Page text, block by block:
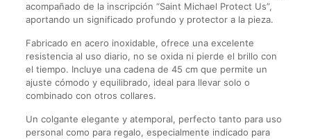
acompañado de la inscripción “Saint Michael Protect Us”,
aportando un significado profundo y protector a la pieza.
Fabricado en acero inoxidable, ofrece una excelente
resistencia al uso diario, no se oxida ni pierde el brillo con
el tiempo. Incluye una cadena de 45 cm que permite un
ajuste cómodo y equilibrado, ideal para llevar solo o
combinado con otros collares.
Un colgante elegante y atemporal, perfecto tanto para uso
personal como para regalo, especialmente indicado para